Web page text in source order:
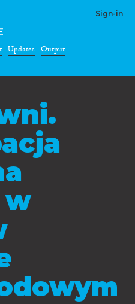
Sign-in
Updates Output
w